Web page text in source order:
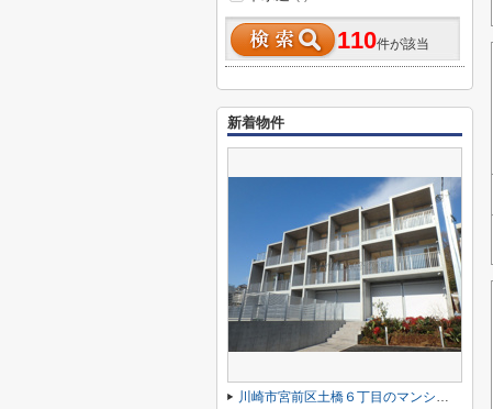
110件が該当
新着物件
川崎市宮前区土橋６丁目のマンション